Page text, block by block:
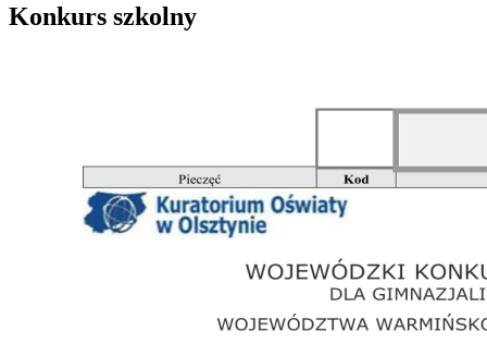
Konkurs szkolny